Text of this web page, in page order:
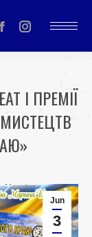
Facebook
page
in
new
window
Instagram
page
in
new
І ПРЕМІЇ
Jun
3